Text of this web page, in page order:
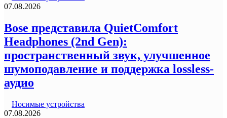
07.08.2026
Bose представила QuietComfort
Headphones (2nd Gen):
пространственный звук, улучшенное
шумоподавление и поддержка lossless-
аудио
Носимые устройства
07.08.2026